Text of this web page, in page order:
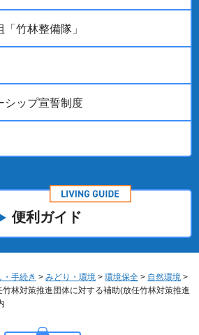
竹林整備隊」
シップ宣誓制度
便利ガイド
・手続き > みどり・環境 > 環境保全 > 自然環境 >
竹林対策推進団体に対する補助(放任竹林対策推進